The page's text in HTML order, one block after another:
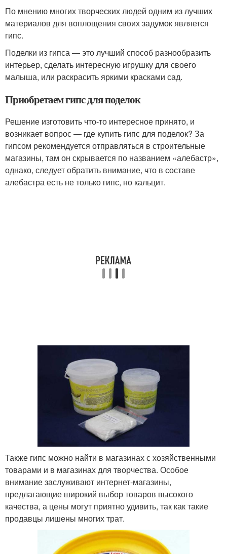
По мнению многих творческих людей одним из лучших
материалов для воплощения своих задумок является
гипс.
Поделки из гипса — это лучший способ разнообразить
интерьер, сделать интересную игрушку для своего
малыша, или раскрасить яркими красками сад.
Приобретаем гипс для поделок
Решение изготовить что-то интересное принято, и
возникает вопрос — где купить гипс для поделок? За
гипсом рекомендуется отправляться в строительные
магазины, там он скрывается по названием «алебастр»,
однако, следует обратить внимание, что в составе
алебастра есть не только гипс, но кальцит.
Также гипс можно найти в магазинах с хозяйственными
товарами и в магазинах для творчества. Особое
внимание заслуживают интернет-магазины,
предлагающие широкий выбор товаров высокого
качества, а цены могут приятно удивить, так как такие
продавцы лишены многих трат.